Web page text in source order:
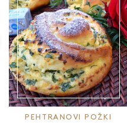
PEHTRANOVI POŽKI